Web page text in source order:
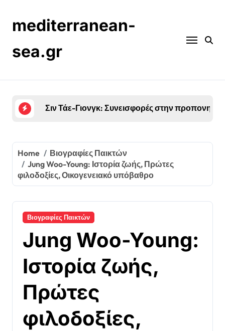
contentmediterranean-
sea.gr
Jung Woo-Young: Ιστορία ζωής, Πρώτες
Home
Βιογραφίες Παικτών
Jung Woo-Young: Ιστορία ζωής, Πρώτες
φιλοδοξίες, Οικογενειακό υπόβαθρο
Βιογραφίες Παικτών
Jung Woo-Young:
Ιστορία ζωής,
Πρώτες
φιλοδοξίες,